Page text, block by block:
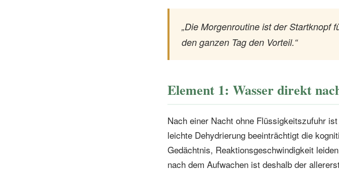
„Die Morgenroutine ist der Startknopf
den ganzen Tag den Vorteil.“
Element 1: Wasser direkt
Nach einer Nacht ohne Flüssigkeitszufuhr
leichte Dehydrierung beeinträchtigt die
Gedächtnis, Reaktionsgeschwindigkeit
nach dem Aufwachen ist deshalb der